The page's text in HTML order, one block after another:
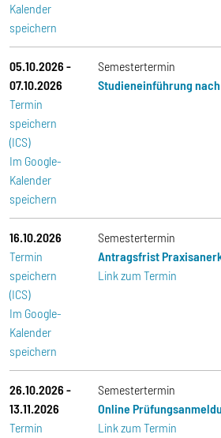
Kalender
speichern
05.10.2026-
07.10.2026
Termin
speichern
(ICS)
Im Google-
Kalender
speichern
Semestertermin
Studieneinführung
16.10.2026
Termin
speichern
(ICS)
Im Google-
Kalender
speichern
Semestertermin
Antragsfrist
Link zum Termin
26.10.2026-
13.11.2026
Termin
Semestertermin
Online
Link zum Termin